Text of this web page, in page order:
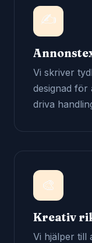
✍️
Vi skriver
designad för
driva
🎨
Kreativ
Vi hjälper till